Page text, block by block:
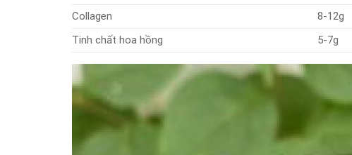
Collagen
8-12g
Tinh chất hoa ​hồng
5-7g